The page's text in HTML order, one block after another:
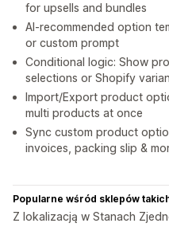
for upsells and bundles
AI-recommended option
or custom prompt
Conditional logic: Show
selections or Shopify
Import/Export product
multi products at once
Sync custom product
invoices, packing slip &
Popularne wśród sklepów
Z lokalizacją w Stanach